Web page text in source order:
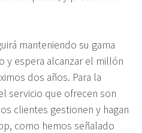
manteniendo su gama
y espera alcanzar el millón
dos años. Para la
servicio que ofrecen son
clientes gestionen y hagan
como hemos señalado